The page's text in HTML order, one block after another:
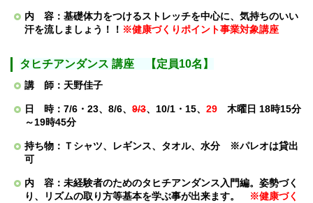
内 容：基礎体力をつけるストレッチを中心に、気持ちのいい
汗を流しましょう！！ ※健康づくりポイント事業対象講座
タヒチアンダンス 講座 【定員10名】
講 師：天野佳子
日 時：7/6・23、8/6、 9/3、10/1・15、 29 木曜日 18時15分
～19時45分
持ち物：Ｔシャツ、レギンス、タオル、水分 ※パレオは貸出
可
内 容：未経験者のためのタヒチアンダンス入門編。姿勢づく
り、リズムの取り方等基本を学ぶ事が出来ます。
※健康づく